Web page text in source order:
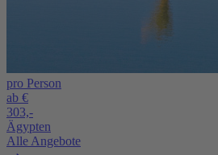
pro Person
ab €
303,-
Ägypten
Alle Angebote